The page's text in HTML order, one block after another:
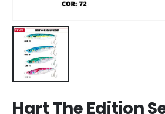
Hart The Edition